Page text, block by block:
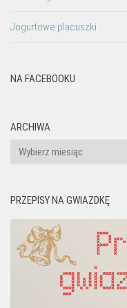
Jogurtowe placuszki
NA FACEBOOKU
ARCHIWA
Archiwa
PRZEPISY NA GWIAZDKĘ